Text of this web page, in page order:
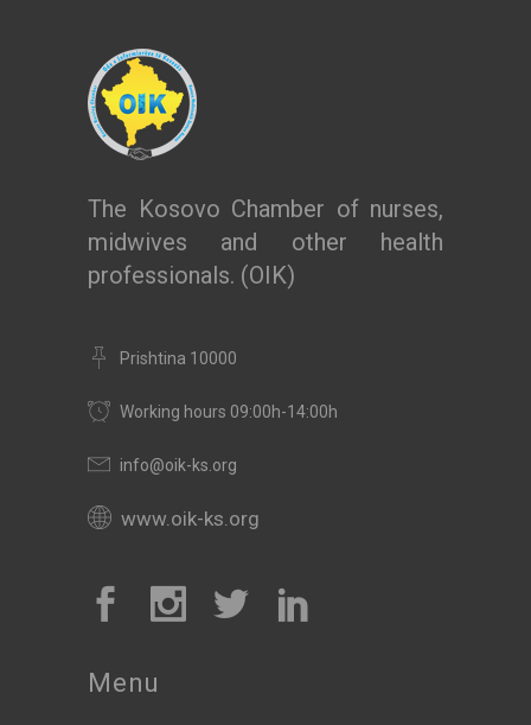
The Kosovo Chamber of nurses,
midwives and other health
professionals. (OIK)
Prishtina 10000
Working hours 09:00h-14:00h
info@oik-ks.org
www.oik-ks.org
Menu